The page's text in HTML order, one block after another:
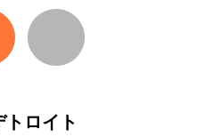
ロイト